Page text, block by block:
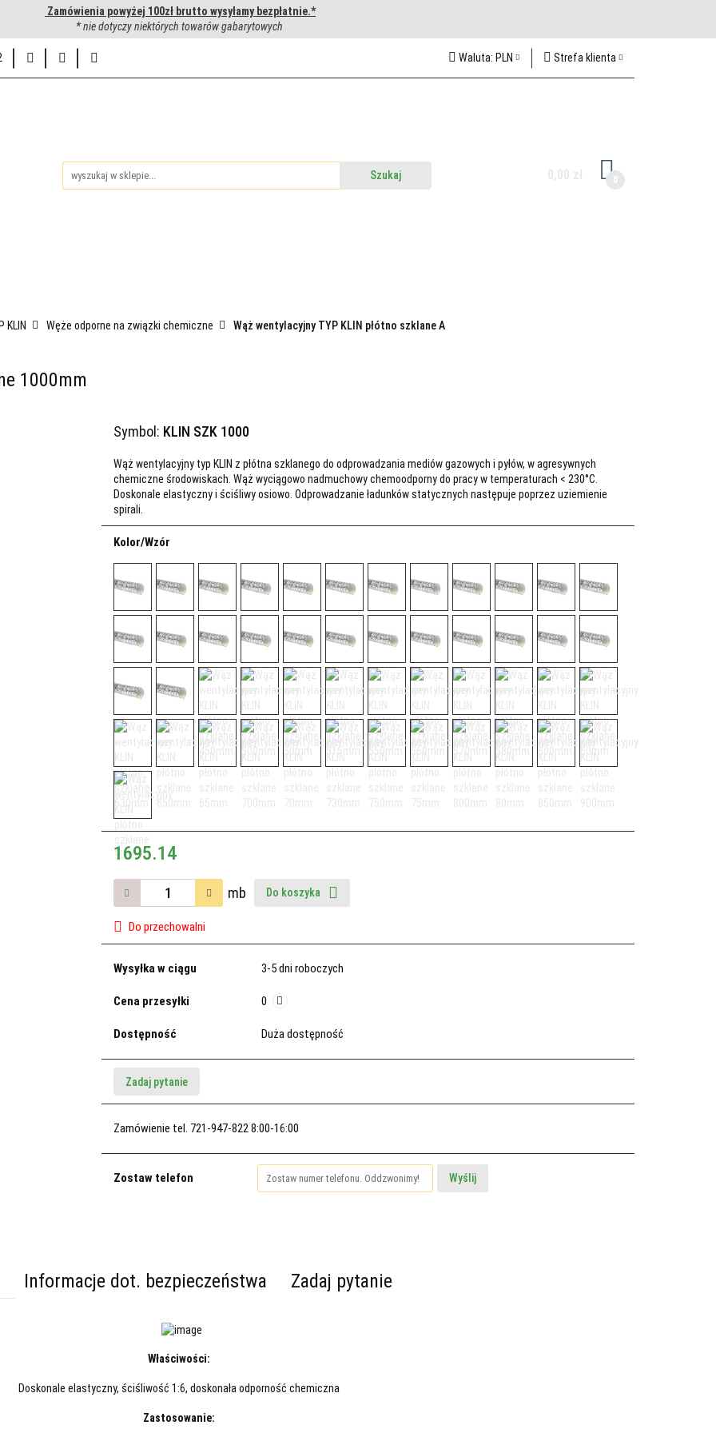
Zamówienia powyżej 100zł brutto wysyłamy bezpłatnie.*
* nie dotyczy niektórych towarów gabarytowych
Waluta: PLN Strefa klienta
węży hydraulicznych Hurtownia Napisz do nas
KLIN Węże odporne na związki chemiczne Wąż wentylacyjny TYP KLIN płótno szklane A
1000mm
Symbol: KLIN SZK 1000
Wąż wentylacyjny typ KLIN z płótna szklanego do odprowadzania mediów gazowych i pyłów, w agresywnych
chemiczne środowiskach. Wąż wyciągowo nadmuchowy chemoodporny do pracy w temperaturach < 230°C.
Doskonale elastyczny i ściśliwy osiowo. Odprowadzanie ładunków statycznych następuje poprzez uziemienie
spirali.
Kolor/Wzór
1695.14
mb Do koszyka
Do przechowalni
Wysyłka w ciągu 3-5 dni roboczych
Cena przesyłki 0
Dostępność Duża dostępność
Zadaj pytanie
Zamówienie tel. 721-947-822 8:00-16:00
Zostaw telefon Wyślij
Informacje dot. bezpieczeństwa Zadaj pytanie
Właściwości:
Doskonale elastyczny, ściśliwość 1:6, doskonała odporność chemiczna
Zastosowanie: